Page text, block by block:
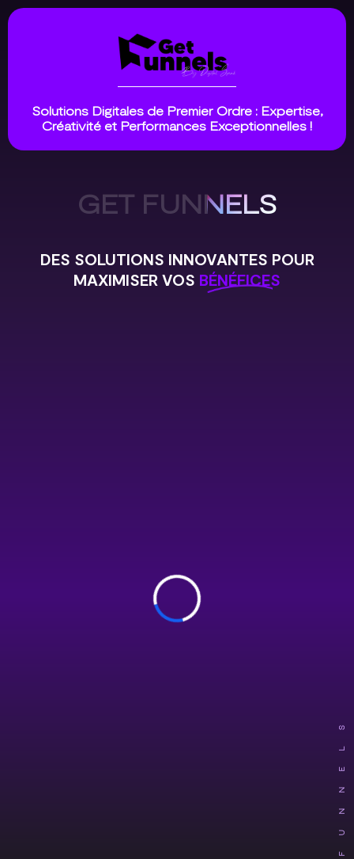
Solutions Digitales de Premier Ordre : Expertise,
Créativité et Performances Exceptionnelles !
GET FUNNELS
DES SOLUTIONS INNOVANTES POUR
MAXIMISER VOS BÉNÉFICES